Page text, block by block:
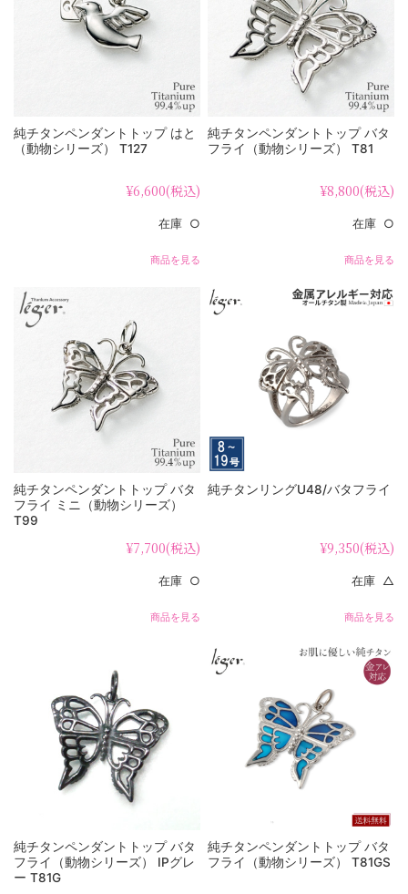
純チタンペンダントトップ はと
（動物シリーズ） T127
¥6,600(税込)
在庫 ○
商品を見る
純チタンペンダントトップ バタ
フライ（動物シリーズ） T81
¥8,800(税込)
在庫 ○
商品を見る
純チタンペンダントトップ バタ
フライ ミニ（動物シリーズ）
T99
¥7,700(税込)
在庫 ○
商品を見る
純チタンリングU48/バタフライ
¥9,350(税込)
在庫 △
商品を見る
純チタンペンダントトップ バタ
フライ（動物シリーズ） IPグレ
ー T81G
純チタンペンダントトップ バタ
フライ（動物シリーズ） T81GS